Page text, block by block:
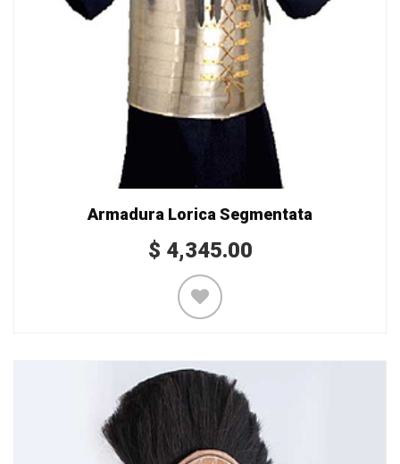
Armadura Lorica Segmentata
$ 4,345.00